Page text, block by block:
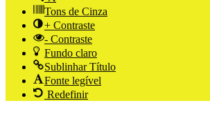
Tons de Cinza
+ Contraste
- Contraste
Fundo claro
Sublinhar Título
Fonte legível
Redefinir